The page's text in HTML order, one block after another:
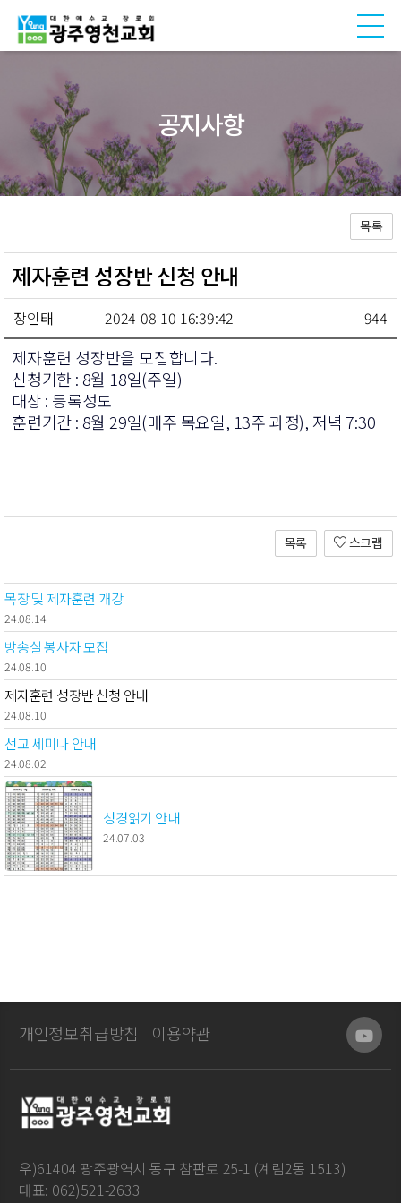
공지사항
목록
제자훈련 성장반 신청 안내
장인태 2024-08-10 16:39:42 944
제자훈련 성장반을 모집합니다.
신청기한 : 8월 18일(주일)
대상 : 등록성도
훈련기간 : 8월 29일(매주 목요일, 13주 과정), 저녁 7:30
목록 스크랩
목장 및 제자훈련 개강
24.08.14
방송실 봉사자 모집
24.08.10
제자훈련 성장반 신청 안내
24.08.10
선교 세미나 안내
24.08.02
성경읽기 안내
24.07.03
개인정보취급방침 이용약관
우)61404 광주광역시 동구 참판로 25-1 (계림2동 1513)
대표: 062)521-2633